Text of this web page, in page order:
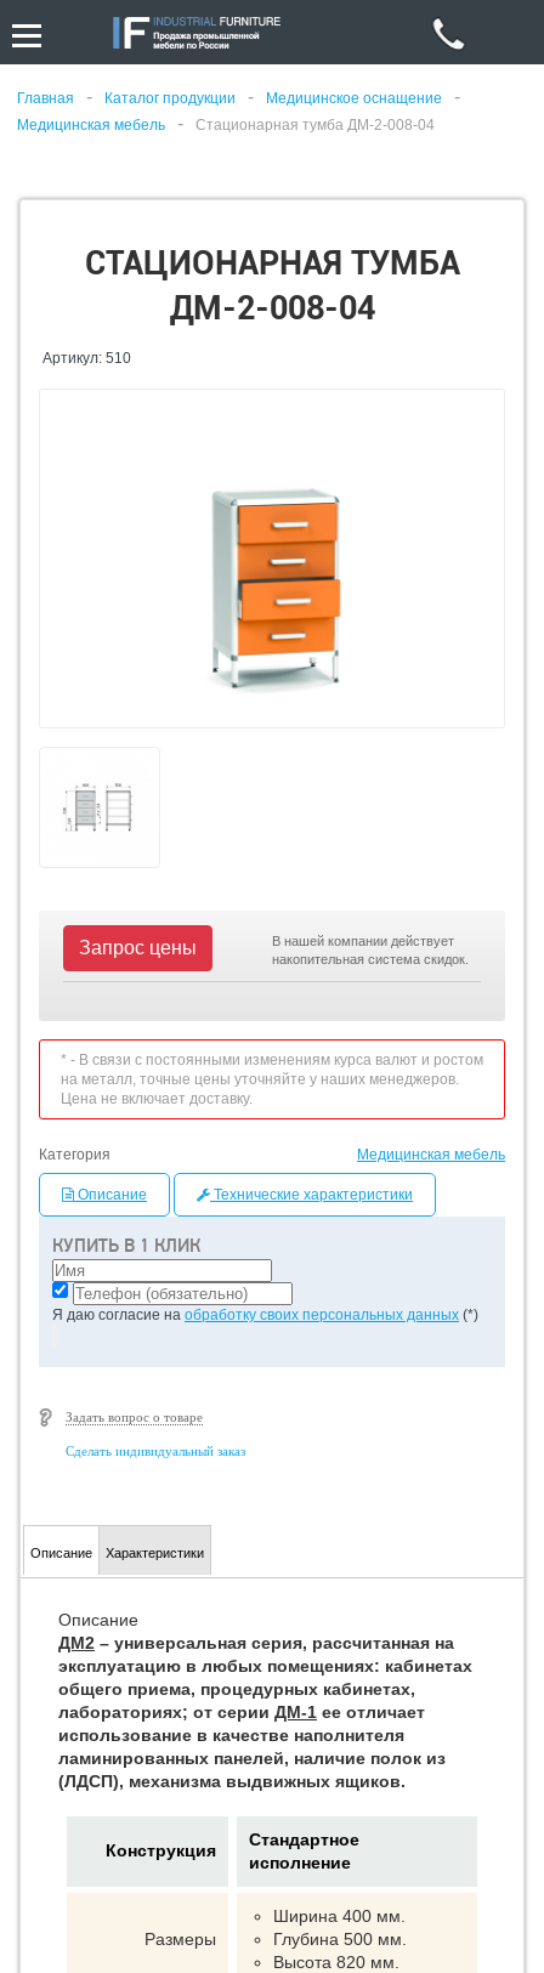
Главная - Каталог продукции - Медицинское оснащение -
Медицинская мебель - Стационарная тумба ДМ-2-008-04
СТАЦИОНАРНАЯ ТУМБА
ДМ-2-008-04
Артикул: 510
КУПИТЬ В 1 КЛИК
Я даю согласие на обработку своих персональных данных (*)
Задать вопрос о товаре
Сделать индивидуальный заказ
Запрос цены
В нашей компании действует
накопительная система скидок.
* - В связи с постоянными изменениям курса валют и ростом
на металл, точные цены уточняйте у наших менеджеров.
Цена не включает доставку.
Категория Медицинская мебель
Описание Технические характеристики
Описание Характеристики
Описание
ДМ2 – универсальная серия, рассчитанная на
эксплуатацию в любых помещениях: кабинетах
общего приема, процедурных кабинетах,
лабораториях; от серии ДМ-1 ее отличает
использование в качестве наполнителя
ламинированных панелей, наличие полок из
(ЛДСП), механизма выдвижных ящиков.
Конструкция
Стандартное
исполнение
Размеры
Ширина 400 мм.
Глубина 500 мм.
Высота 820 мм.